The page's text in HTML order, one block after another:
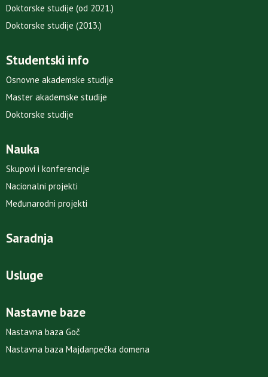
Doktorske studije (od 2021.)
Doktorske studije (2013.)
Studentski info
Osnovne akademske studije
Master akademske studije
Doktorske studije
Nauka
Skupovi i konferencije
Nacionalni projekti
Međunarodni projekti
Saradnja
Usluge
Nastavne baze
Nastavna baza Goč
Nastavna baza Majdanpečka domena